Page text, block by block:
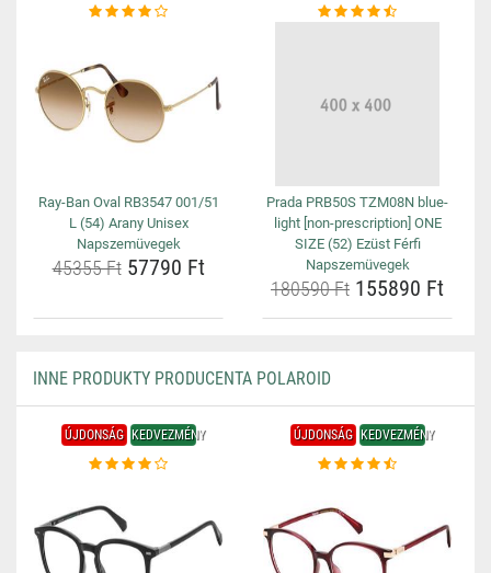
Ray-Ban Oval RB3547 001/51
L (54) Arany Unisex
Napszemüvegek
45355 Ft57790 Ft
Prada PRB50S TZM08N blue-
light [non-prescription] ONE
SIZE (52) Ezüst Férfi
Napszemüvegek
180590 Ft 155890 Ft
INNE PRODUKTY PRODUCENTA POLAROID
ÚJDONSÁG KEDVEZMÉNY ÚJDONSÁG KEDVEZMÉNY